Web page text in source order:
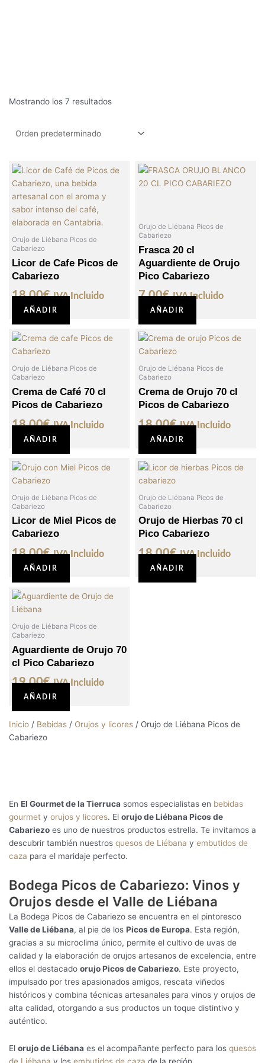
Mostrando los 7 resultados
Orujo de Liébana Picos de
Cabariezo
Licor de Cafe Picos de
Cabariezo
18,00€ IVA Incluido
AÑADIR
Orujo de Liébana Picos de
Cabariezo
Frasca 20 cl
Aguardiente de Orujo
Pico Cabariezo
7,00€ IVA Incluido
AÑADIR
Orujo de Liébana Picos de
Cabariezo
Crema de Café 70 cl
Picos de Cabariezo
18,00€ IVA Incluido
AÑADIR
Orujo de Liébana Picos de
Cabariezo
Crema de Orujo 70 cl
Picos de Cabariezo
18,00€ IVA Incluido
AÑADIR
Orujo de Liébana Picos de
Cabariezo
Licor de Miel Picos de
Cabariezo
18,00€ IVA Incluido
AÑADIR
Orujo de Liébana Picos de
Cabariezo
Orujo de Hierbas 70 cl
Pico Cabariezo
18,00€ IVA Incluido
AÑADIR
Orujo de Liébana Picos de
Cabariezo
Aguardiente de Orujo 70
cl Pico Cabariezo
19,00€ IVA Incluido
AÑADIR
Inicio / Bebidas / Orujos y licores / Orujo de Liébana Picos de
Cabariezo
En El Gourmet de la Tierruca somos especialistas en bebidas
gourmet y orujos y licores. El orujo de Liébana Picos de
Cabariezo es uno de nuestros productos estrella. Te invitamos a
descubrir también nuestros quesos de Liébana y embutidos de
caza para el maridaje perfecto.
Bodega Picos de Cabariezo: Vinos y
Orujos desde el Valle de Liébana
La Bodega Picos de Cabariezo se encuentra en el pintoresco
Valle de Liébana, al pie de los Picos de Europa. Esta región,
gracias a su microclima único, permite el cultivo de uvas de
calidad y la elaboración de orujos artesanos de excelencia, entre
ellos el destacado orujo Picos de Cabariezo. Este proyecto,
impulsado por tres apasionados amigos, rescata viñedos
históricos y combina técnicas artesanales para vinos y orujos de
alta calidad, otorgando a sus productos un toque distintivo y
auténtico.
El orujo de Liébana es el acompañante perfecto para los quesos